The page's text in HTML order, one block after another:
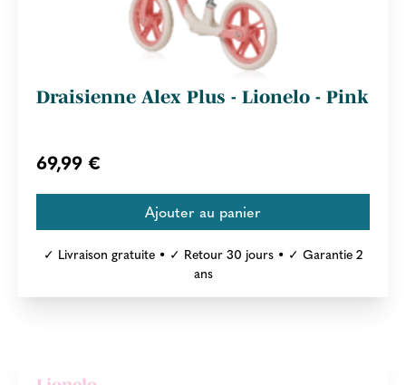
Draisienne Alex Plus - Lionelo - Pink
69,99 €
✓ Livraison gratuite • ✓ Retour 30 jours • ✓ Garantie 2
ans